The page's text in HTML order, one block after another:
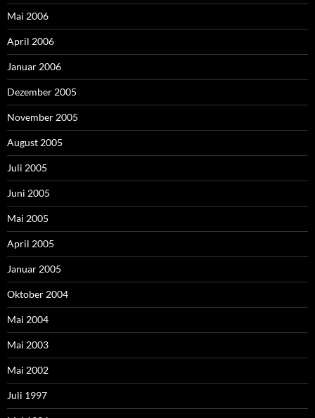
Mai 2006
April 2006
Januar 2006
Dezember 2005
November 2005
August 2005
Juli 2005
Juni 2005
Mai 2005
April 2005
Januar 2005
Oktober 2004
Mai 2004
Mai 2003
Mai 2002
Juli 1997